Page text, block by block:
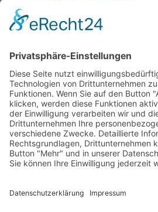
Ehrenpreisständer u. -figuren
Ehrenpreisständer Acryl GÜNSTIG
Urkunden-Sonderanfertigungen
Urkundenmappen und -rahmen
PokaleHome/Ehrenpreise u. Urkunden /
Pokalserie Tosca
FestartikelHome/Festartikel
Zubehör für Spendendosen
Glückwunschkarten und
Eintritts- u. Festabzeichen
Organisationsmaterial
Wachsfackeln, Stempel